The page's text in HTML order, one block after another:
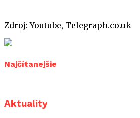
Zdroj: Youtube, Telegraph.co.uk
Najčítanejšie
Aktuality